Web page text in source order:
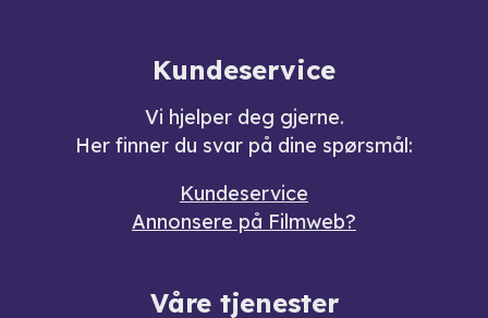
Kundeservice
Vi hjelper deg gjerne.
Her finner du svar på dine spørsmål:
Kundeservice
Annonsere på Filmweb?
Våre tjenester